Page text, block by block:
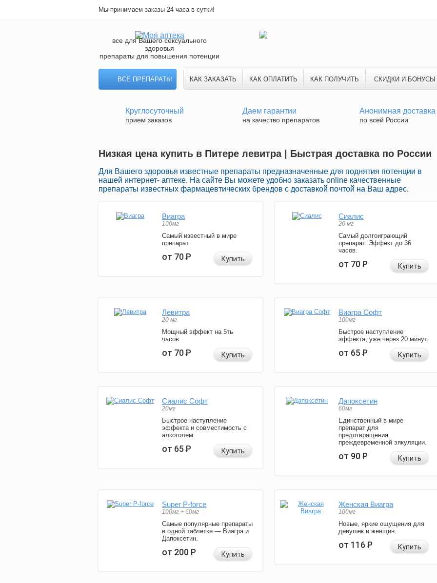
Мы принимаем заказы 24 часа в сутки!
все для Вашего сексуального
здоровья
препараты для повышения потенции
ВСЕ ПРЕПАРАТЫ КАК ЗАКАЗАТЬ КАК ОПЛАТИТЬ КАК ПОЛУЧИТЬ СКИДКИ И БОНУСЫ
Круглосуточный
прием заказов
Даем гарантии
на качество препаратов
Анонимная доставка
по всей России
Низкая цена купить в Питере левитра | Быстрая доставка по России
Для Вашего здоровья известные препараты предназначенные для поднятия потенции в
нашей интернет- аптеке. На сайте Вы можете удобно заказать online качественные
препараты известных фармацевтических брендов с доставкой почтой на Ваш адрес.
Виагра
100мг
Самый известный в мире
препарат
от 70Р Купить
Сиалис
20 мг
Самый долгоиграющий
препарат. Эффект до 36
часов.
от 70Р Купить
Левитра
20 мг
Мощный эффект на 5ть
часов.
от 70Р Купить
Виагра Софт
100мг
Быстрое наступление
эффекта, уже через 20 минут.
от 65Р Купить
Сиалис Софт
20мг
Быстрое наступление
эффекта и совместимость с
алкоголем.
от 65Р Купить
Дапоксетин
60мг
Единственный в мире
препарат для
предотвращения
преждевременной эякуляции.
от 90Р Купить
Super P-force
100мг + 60мг
Самые популярные препараты
в одной таблетке — Виагра и
Дапоксетин.
от 200Р Купить
Женская Виагра
100мг
Новые, яркие ощущения для
девушек и женщин.
от 116Р Купить